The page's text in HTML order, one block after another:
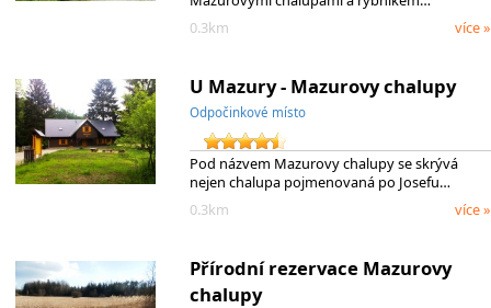
0.3km
více »
U Mazury - Mazurovy chalupy
Odpočinkové místo
Pod názvem Mazurovy chalupy se skrývá
nejen chalupa pojmenovaná po Josefu…
0.3km
více »
Přírodní rezervace Mazurovy
chalupy